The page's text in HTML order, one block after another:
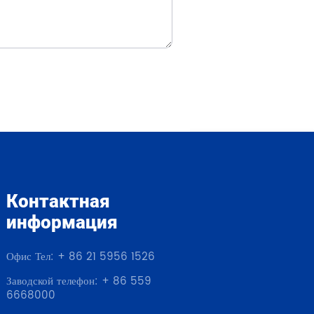
Контактная
информация
Офис Тел: + 86 21 5956 1526
Заводской телефон: + 86 559
6668000